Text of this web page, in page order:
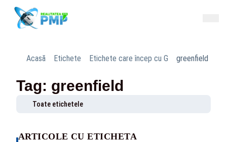
Acasă Etichete Etichete care încep cu G greenfield
Tag: greenfield
Toate etichetele
ARTICOLE CU ETICHETA